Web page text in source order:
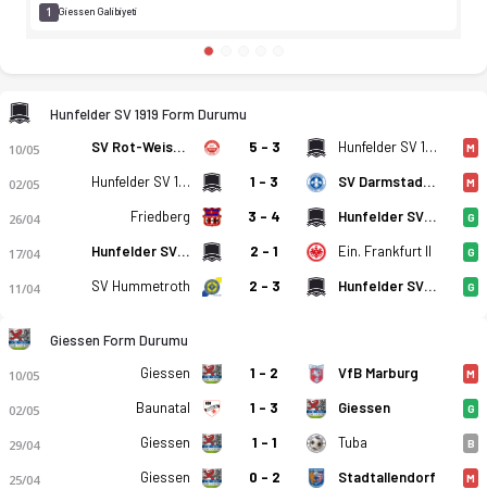
1 Giessen Galibiyeti
Hunfelder SV 1919 Form Durumu
10/05 SV Rot-Weiss Walldorf 5 - 3 Hunfelder SV 1919 M
02/05 Hunfelder SV 1919 1 - 3 SV Darmstadt 98 2 M
26/04 Friedberg 3 - 4 Hunfelder SV 1919 G
17/04 Hunfelder SV 1919 2 - 1 Ein. Frankfurt II G
11/04 SV Hummetroth 2 - 3 Hunfelder SV 1919 G
Giessen Form Durumu
10/05 Giessen 1 - 2 VfB Marburg M
02/05 Baunatal 1 - 3 Giessen G
29/04 Giessen 1 - 1 Tuba B
25/04 Giessen 0 - 2 Stadtallendorf M